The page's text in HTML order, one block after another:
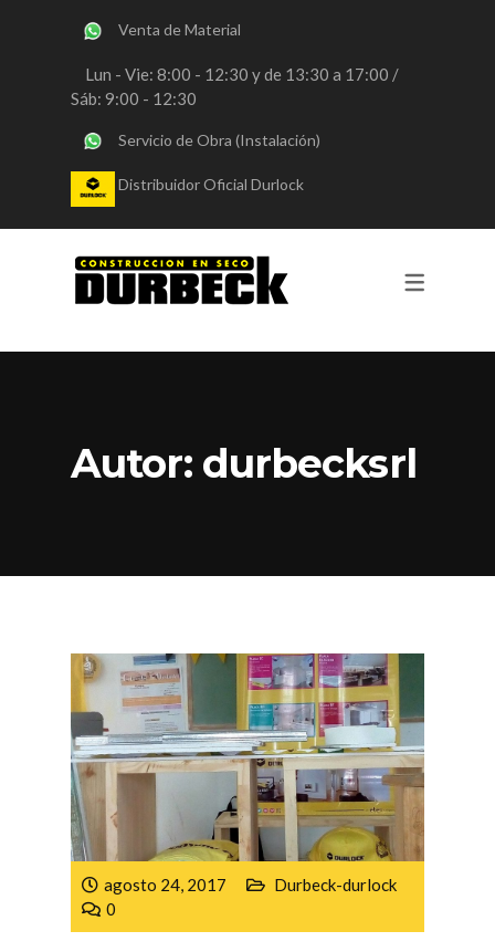
SERVICIOS
VENTA DE MATERIALES
REVESTIMIENTOS Y PINTURA
Venta de Material
Lun - Vie: 8:00 - 12:30 y de 13:30 a 17:00 /
Sáb: 9:00 - 12:30
Servicio de Obra (Instalación)
Distribuidor Oficial Durlock
Autor: durbecksrl
agosto 24, 2017
Durbeck-durlock
0